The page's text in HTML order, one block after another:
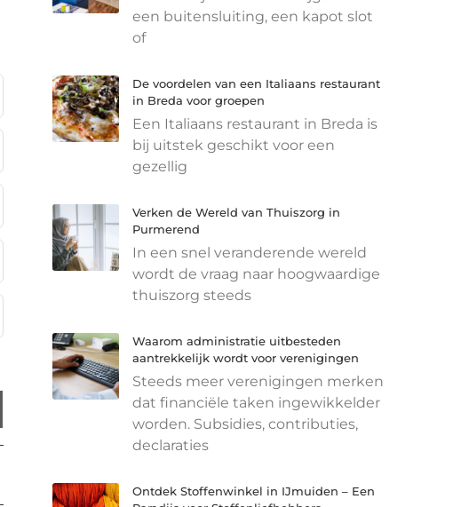
een buitensluiting, een kapot slot
of
De voordelen van een Italiaans restaurant
in Breda voor groepen
Een Italiaans restaurant in Breda is
bij uitstek geschikt voor een
gezellig
Verken de Wereld van Thuiszorg in
Purmerend
In een snel veranderende wereld
wordt de vraag naar hoogwaardige
thuiszorg steeds
Waarom administratie uitbesteden
aantrekkelijk wordt voor verenigingen
Steeds meer verenigingen merken
dat financiële taken ingewikkelder
worden. Subsidies, contributies,
declaraties
Ontdek Stoffenwinkel in IJmuiden – Een